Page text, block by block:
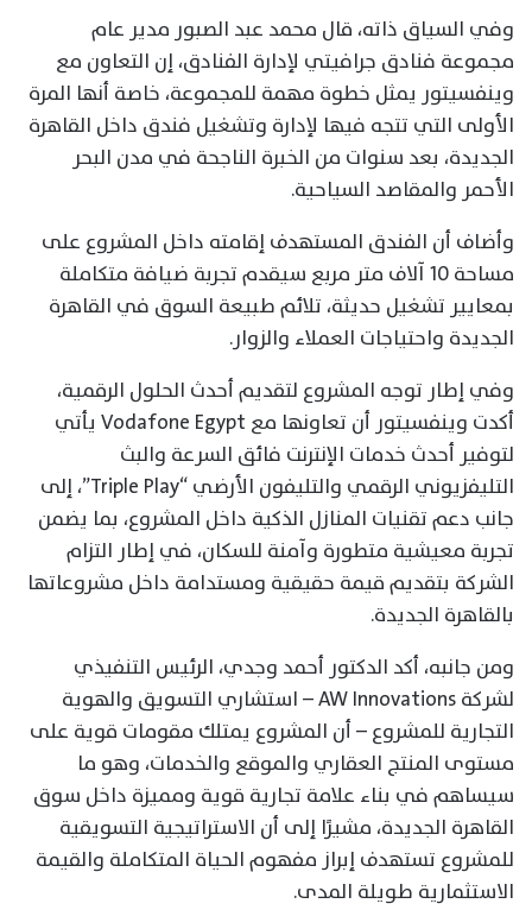
وفي السياق ذاته، قال محمد عبد الصبور مدير عام
مجموعة فنادق جرافيتي لإدارة الفنادق، إن التعاون مع
وينفسيتور يمثل خطوة مهمة للمجموعة، خاصة أنها المرة
الأولى التي تتجه فيها لإدارة وتشغيل فندق داخل القاهرة
الجديدة، بعد سنوات من الخبرة الناجحة في مدن البحر
الأحمر والمقاصد السياحية.
وأضاف أن الفندق المستهدف إقامته داخل المشروع على
مساحة 10 آلاف متر مربع سيقدم تجربة ضيافة متكاملة
بمعايير تشغيل حديثة، تلائم طبيعة السوق في القاهرة
الجديدة واحتياجات العملاء والزوار.
وفي إطار توجه المشروع لتقديم أحدث الحلول الرقمية،
أكدت وينفسيتور أن تعاونها مع Vodafone Egypt يأتي
لتوفير أحدث خدمات الإنترنت فائق السرعة والبث
التليفزيوني الرقمي والتليفون الأرضي “Triple Play”، إلى
جانب دعم تقنيات المنازل الذكية داخل المشروع، بما يضمن
تجربة معيشية متطورة وآمنة للسكان، في إطار التزام
الشركة بتقديم قيمة حقيقية ومستدامة داخل مشروعاتها
بالقاهرة الجديدة.
ومن جانبه، أكد الدكتور أحمد وجدي، الرئيس التنفيذي
لشركة AW Innovations – استشاري التسويق والهوية
التجارية للمشروع – أن المشروع يمتلك مقومات قوية على
مستوى المنتج العقاري والموقع والخدمات، وهو ما
سيساهم في بناء علامة تجارية قوية ومميزة داخل سوق
القاهرة الجديدة، مشيرًا إلى أن الاستراتيجية التسويقية
للمشروع تستهدف إبراز مفهوم الحياة المتكاملة والقيمة
الاستثمارية طويلة المدى.